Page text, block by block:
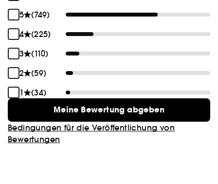
ultracremige Textur für maximales Volumen.
- Bio-Sheabutter: pflegt und schützt die Wimpern.
- Pflanzlicher Ester: erhöhte
Pigmentierungskapazität.
5
(749)
4
(225)
3
(110)
2
(59)
1
(34)
Meine Bewertung abgeben
Bedingungen für die Veröffentlichung von
Bewertungen